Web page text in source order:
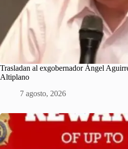
Trasladan al exgobernador Ángel
Altiplano
7 agosto, 2026